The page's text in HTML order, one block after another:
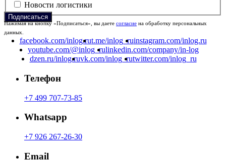
Новости логистики
Нажимая на кнопку «Подписаться», вы даете согласие на обработку персональных
данных.
facebook.com/inlog.rut.me/inlog_ruinstagram.com/inlog.ru
youtube.com/@inlog_rulinkedin.com/company/in-log
dzen.ru/inlog.ruvk.com/inlog_rutwitter.com/inlog_ru
Телефон
+7 499 707-73-85
Whatsapp
+7 926 267-26-30
Email